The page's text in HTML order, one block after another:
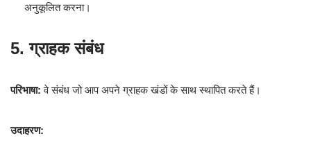
अनुकूलित करना।
5. ग्राहक संबंध
परिभाषा: वे संबंध जो आप अपने ग्राहक खंडों के साथ स्थापित करते हैं।
उदाहरण: